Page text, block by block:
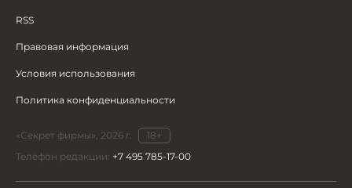
RSS
Правовая информация
Условия использования
Политика конфиденциальности
«Секрет фирмы», 2026 г.
18+
Телефон редакции: +7 495 785-17-00